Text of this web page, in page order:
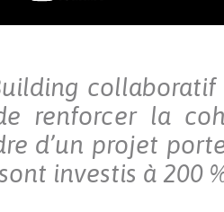
renforcer la
d’un projet
investis à 200